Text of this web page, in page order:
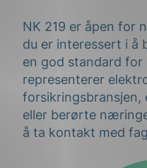
NK 219 er åpen for
du er interessert i å
en god standard
representerer
eller berørte
å ta kontakt med